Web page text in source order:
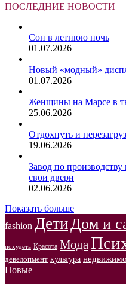
ПОСЛЕДНИЕ НОВОСТИ
Сон в летнюю ночь
01.07.2026
Новый «модный»
01.07.2026
Женщины на Марсе в
25.06.2026
Отдохнуть и
19.06.2026
Завод по
свои двери
02.06.2026
Показать больше
fashion ДетиДом и
похудеть Красота Мода
девелопмент культура
Новые